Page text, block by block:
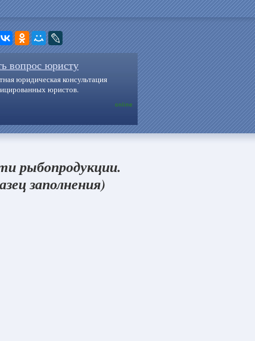
вопрос юристу
юридическая консультация
юристов.
online
рыбопродукции.
заполнения)